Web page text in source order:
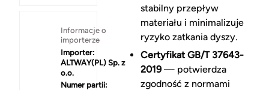
Informacje o
importerze
Importer:
ALTWAY(PL) Sp. z
o.o.
Numer partii:
stabilny przepływ
materiału i minimalizuje
ryzyko zatkania dyszy.
Certyfikat GB/T 37643-
2019— potwierdza
zgodność z normami